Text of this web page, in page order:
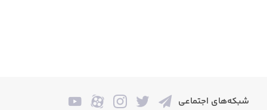
شبکه‌های اجتماعی